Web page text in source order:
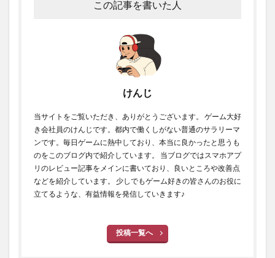
この記事を書いた人
けんじ
当サイトをご覧いただき、ありがとうございます。 ゲーム大好
き会社員のけんじです。都内で働くしがない普通のサラリーマ
ンです。毎日ゲームに熱中しており、本当に良かったと思うも
のをこのブログ内で紹介しています。 当ブログではスマホアプ
リのレビュー記事をメインに書いており、良いところや改善点
などを紹介しています。 少しでもゲーム好きの皆さんのお役に
立てるような、有益情報を発信していきます♪
投稿一覧へ